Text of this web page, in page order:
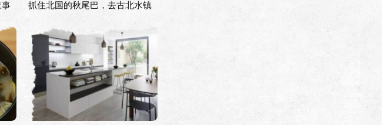
事
抓住北国的秋尾巴，去古北水镇